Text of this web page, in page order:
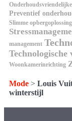
Preventief
Slimme
management
Woonkamerinrichting
Mode > Louis
winterstijl